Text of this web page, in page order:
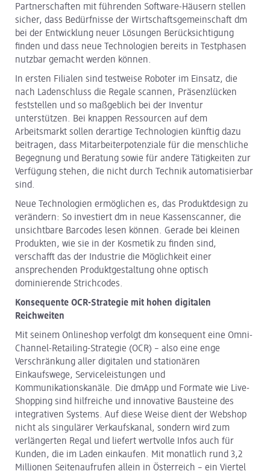
Partnerschaften mit führenden Software-Häusern stellen
sicher, dass Bedürfnisse der Wirtschaftsgemeinschaft dm
bei der Entwicklung neuer Lösungen Berücksichtigung
finden und dass neue Technologien bereits in Testphasen
nutzbar gemacht werden können.
In ersten Filialen sind testweise Roboter im Einsatz, die
nach Ladenschluss die Regale scannen, Präsenzlücken
feststellen und so maßgeblich bei der Inventur
unterstützen. Bei knappen Ressourcen auf dem
Arbeitsmarkt sollen derartige Technologien künftig dazu
beitragen, dass Mitarbeiterpotenziale für die menschliche
Begegnung und Beratung sowie für andere Tätigkeiten zur
Verfügung stehen, die nicht durch Technik automatisierbar
sind.
Neue Technologien ermöglichen es, das Produktdesign zu
verändern: So investiert dm in neue Kassenscanner, die
unsichtbare Barcodes lesen können. Gerade bei kleinen
Produkten, wie sie in der Kosmetik zu finden sind,
verschafft das der Industrie die Möglichkeit einer
ansprechenden Produktgestaltung ohne optisch
dominierende Strichcodes.
Konsequente OCR-Strategie mit hohen digitalen
Reichweiten
Mit seinem Onlineshop verfolgt dm konsequent eine Omni-
Channel-Retailing-Strategie (OCR) – also eine enge
Verschränkung aller digitalen und stationären
Einkaufswege, Serviceleistungen und
Kommunikationskanäle. Die dmApp und Formate wie Live-
Shopping sind hilfreiche und innovative Bausteine des
integrativen Systems. Auf diese Weise dient der Webshop
nicht als singulärer Verkaufskanal, sondern wird zum
verlängerten Regal und liefert wertvolle Infos auch für
Kunden, die im Laden einkaufen. Mit monatlich rund 3,2
Millionen Seitenaufrufen allein in Österreich – ein Viertel